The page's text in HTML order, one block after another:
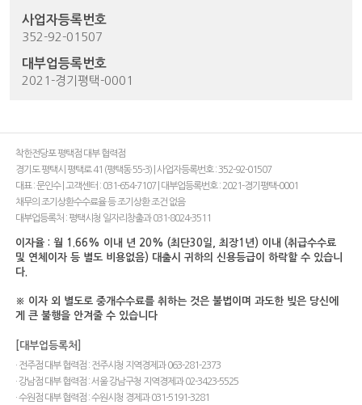
사업자등록번호
352-92-01507
대부업등록번호
2021-경기평택-0001
착한전당포 평택점 대부 협력점
경기도 평택시 평택로 41 (평택동 55-3) | 사업자등록번호 : 352-92-01507
대표 : 문인수 | 고객센터 : 031-654-7107 | 대부업등록번호 : 2021-경기평택-0001
채무의 조기상환수수료율 등 조기상환 조건 없음
대부업등록처 : 평택시청 일자리창출과 031-8024-3511
이자율 : 월 1.66% 이내 년 20% (최단30일, 최장1년) 이내 (취급수수료
및 연체이자 등 별도 비용없음) 대출시 귀하의 신용등급이 하락할 수 있습니
다.
※ 이자 외 별도로 중개수수료를 취하는 것은 불법이며 과도한 빚은 당신에
게 큰 불행을 안겨줄 수 있습니다
[대부업등록처]
· 전주점 대부 협력점 : 전주시청 지역경제과 063-281-2373
· 강남점 대부 협력점 : 서울 강남구청 지역경제과 02-3423-5525
· 수원점 대부 협력점 : 수원시청 경제과 031-5191-3281